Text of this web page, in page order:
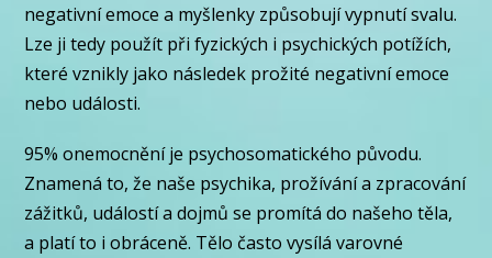
negativní emoce a myšlenky způsobují vypnutí svalu.
Lze ji tedy použít při fyzických i psychických potížích,
které vznikly jako následek prožité negativní emoce
nebo události.
95% onemocnění je psychosomatického původu.
Znamená to, že naše psychika, prožívání a zpracování
zážitků, událostí a dojmů se promítá do našeho těla,
a platí to i obráceně. Tělo často vysílá varovné